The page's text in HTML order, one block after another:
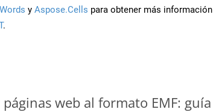
y Aspose.Cells para obtener más
.
web al formato EMF: